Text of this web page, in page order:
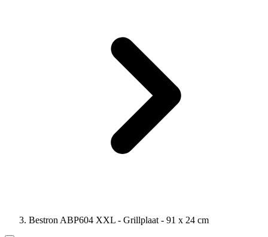
Bestron ABP604 XXL - Grillplaat - 91 x 24 cm